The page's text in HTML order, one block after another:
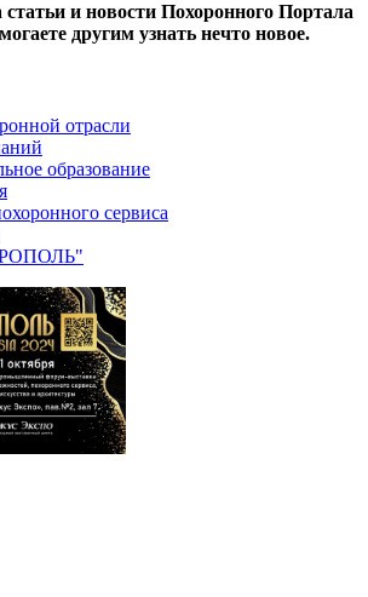
и новости Похоронного Портала
другим узнать нечто новое.
отрасли
образование
сервиса